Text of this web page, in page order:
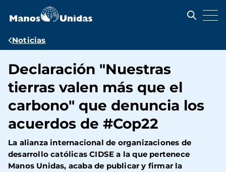
contenido
Ruta
navegación
Noticias
Declaración "Nuestras
tierras valen más que el
carbono" que denuncia los
acuerdos de #Cop22
La alianza internacional de organizaciones de
desarrollo católicas CIDSE a la que pertenece
Manos Unidas, acaba de publicar y firmar la